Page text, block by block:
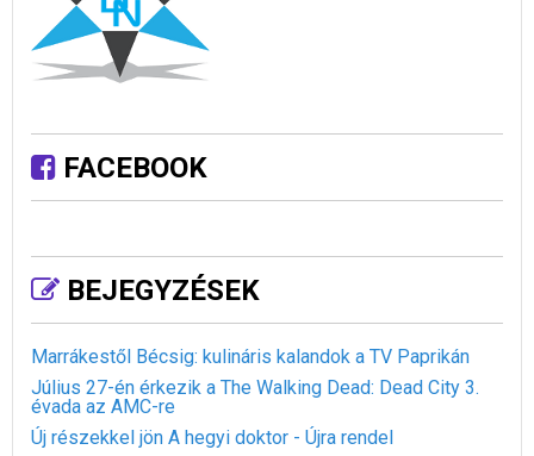
FACEBOOK
BEJEGYZÉSEK
Marrákestől Bécsig: kulináris kalandok a TV Paprikán
Július 27-én érkezik a The Walking Dead: Dead City 3.
évada az AMC-re
Új részekkel jön A hegyi doktor - Újra rendel